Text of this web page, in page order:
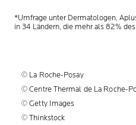
*Umfrage unter Dermatologen,
in 34 Ländern, die mehr als 82%
© La Roche-Posay
© Centre Thermal de La Roche-
© Getty Images
© Thinkstock